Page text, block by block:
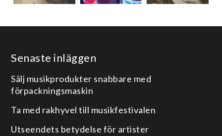
Senaste inläggen
Sälj musikprodukter snabbare med
förpackningsmaskin
Ta med rakhyvel till musikfestivalen
Utseendets betydelse för artister